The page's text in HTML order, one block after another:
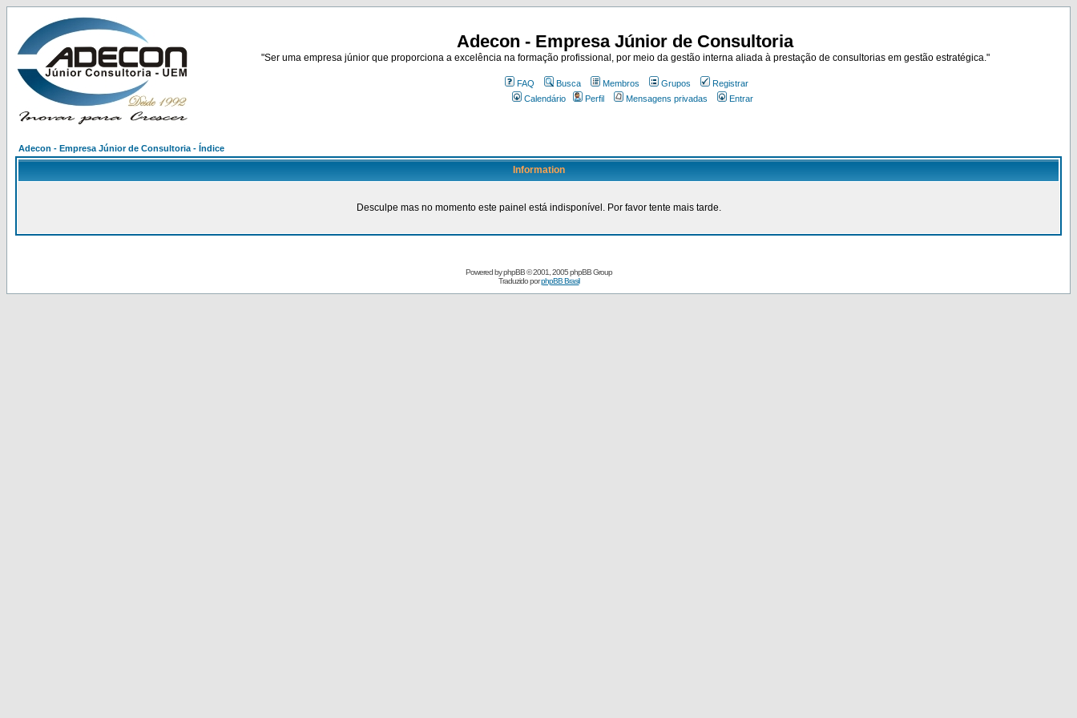
Adecon - Empresa Júnior de Consultoria
"Ser uma empresa júnior que proporciona a excelência na formação profissional, por meio da gestão interna aliada à prestação de consultorias em gestão estratégica."
FAQ Busca Membros Grupos
Registrar
Calendário
Perfil Mensagens privadas Entrar
Adecon - Empresa Júnior de Consultoria - Índice
Information
Desculpe mas no momento este painel está indisponível. Por favor tente mais tarde.
Powered byphpBB© 2001, 2005 phpBB Group
Traduzido porphpBB Brasil